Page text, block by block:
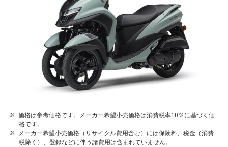
価格は参考価格です。メーカー希望小売価格は消費税率10％に基づく価
格です。
メーカー希望小売価格（リサイクル費用含む）には保険料、税金（消費
税除く）、登録などに伴う諸費用は含まれていません。